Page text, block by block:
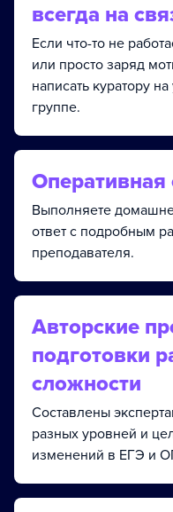
всегда на
Если что-то не
или просто заряд
написать куратору
группе.
Оперативная
Выполняете
ответ с подробным
преподавателя.
Авторские
подготовки
сложности
Составлены
разных уровней и
изменений в ЕГЭ и